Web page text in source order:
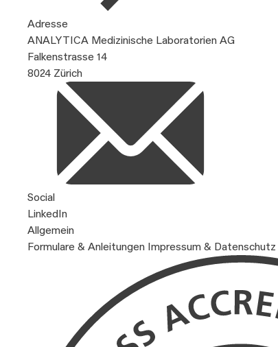
Adresse
ANALYTICA Medizinische Laboratorien AG
Falkenstrasse 14
8024 Zürich
Social
LinkedIn
Allgemein
Formulare & Anleitungen Impressum & Datenschutz